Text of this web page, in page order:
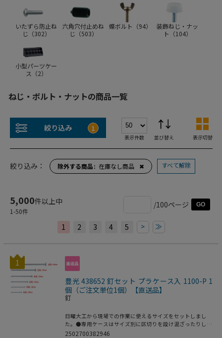
いたずら防止ね
じ（302）
六角穴付止めね
じ（503）
蝶ボルト（94）
装飾ねじ・ナッ
ト（104）
小型パーツケー
ス（2）
ねじ・ボルト・ナットの商品一覧
絞り込み 1
表示件数 並び替え 表示切替
絞り込み： 除外する商品 在庫なし商品 ✖ すべて解除
5,000件以上中
1-50件
/100ページ GO
1 2 3 4 5 > ≫
1
豊光 438652 釘セット プラケース入 1100-P 1
個（ご注文単位1個）【直送品】
釘
日曜大工から現場での作業に使えるサイズをセットしまし
た。●専用ケースはサイズ別に区切りを設け混ざったりしま
せん。
2502700382946